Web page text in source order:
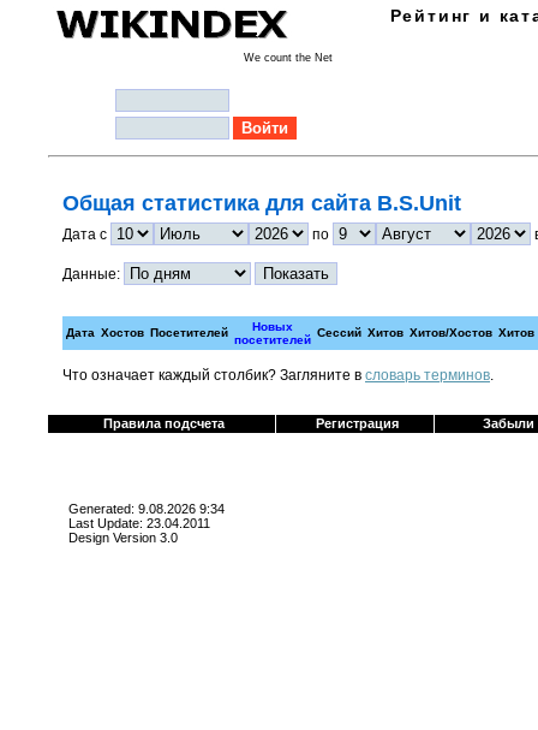
Рейтинг и
We count the Net
Общая статистика для сайта B.S.Unit
Дата с по
Данные:
Дата Хостов Посетителей
Новых
посетителей
Сессий Хитов Хитов/Хостов Хитов
Что означает каждый столбик? Загляните в cловарь терминов.
Правила подсчета Регистрация Забыли
Generated: 9.08.2026 9:34
Last Update: 23.04.2011
Design Version 3.0